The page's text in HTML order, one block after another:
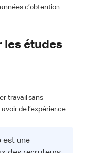
d’obtention
les études
travail sans
de l’expérience.
est une